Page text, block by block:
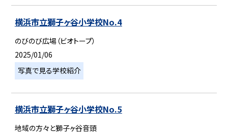
横浜市立獅子ヶ谷小学校No.4
のびのび広場（ビオトープ）
2025/01/06
写真で見る学校紹介
横浜市立獅子ヶ谷小学校No.5
地域の方々と獅子ヶ谷音頭